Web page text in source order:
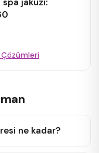
jakuzi:
ne kadar?